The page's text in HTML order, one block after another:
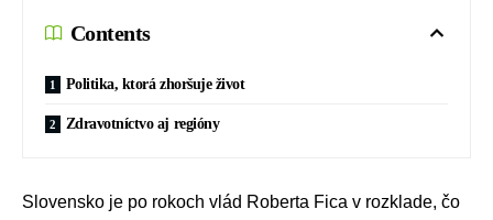
Contents
Politika, ktorá zhoršuje život
Zdravotníctvo aj regióny
Slovensko je po rokoch vlád Roberta Fica v rozklade, čo